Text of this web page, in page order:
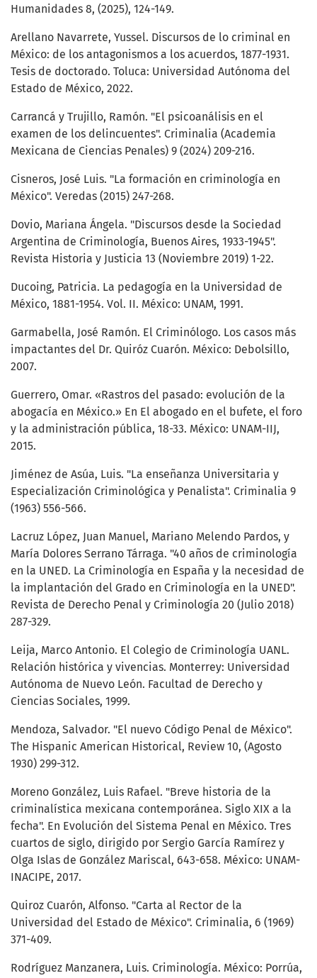
Humanidades 8, (2025), 124-149.
Arellano Navarrete, Yussel. Discursos de lo criminal en
México: de los antagonismos a los acuerdos, 1877-1931.
Tesis de doctorado. Toluca: Universidad Autónoma del
Estado de México, 2022.
Carrancá y Trujillo, Ramón. "El psicoanálisis en el
examen de los delincuentes". Criminalia (Academia
Mexicana de Ciencias Penales) 9 (2024) 209-216.
Cisneros, José Luis. "La formación en criminología en
México". Veredas (2015) 247-268.
Dovio, Mariana Ángela. "Discursos desde la Sociedad
Argentina de Criminología, Buenos Aires, 1933-1945".
Revista Historia y Justicia 13 (Noviembre 2019) 1-22.
Ducoing, Patricia. La pedagogía en la Universidad de
México, 1881-1954. Vol. II. México: UNAM, 1991.
Garmabella, José Ramón. El Criminólogo. Los casos más
impactantes del Dr. Quiróz Cuarón. México: Debolsillo,
2007.
Guerrero, Omar. «Rastros del pasado: evolución de la
abogacía en México.» En El abogado en el bufete, el foro
y la administración pública, 18-33. México: UNAM-IIJ,
2015.
Jiménez de Asúa, Luis. "La enseñanza Universitaria y
Especialización Criminológica y Penalista". Criminalia 9
(1963) 556-566.
Lacruz López, Juan Manuel, Mariano Melendo Pardos, y
María Dolores Serrano Tárraga. "40 años de criminología
en la UNED. La Criminología en España y la necesidad de
la implantación del Grado en Criminología en la UNED".
Revista de Derecho Penal y Criminología 20 (Julio 2018)
287-329.
Leija, Marco Antonio. El Colegio de Criminología UANL.
Relación histórica y vivencias. Monterrey: Universidad
Autónoma de Nuevo León. Facultad de Derecho y
Ciencias Sociales, 1999.
Mendoza, Salvador. "El nuevo Código Penal de México".
The Hispanic American Historical, Review 10, (Agosto
1930) 299-312.
Moreno González, Luis Rafael. "Breve historia de la
criminalística mexicana contemporánea. Siglo XIX a la
fecha". En Evolución del Sistema Penal en México. Tres
cuartos de siglo, dirigido por Sergio García Ramírez y
Olga Islas de González Mariscal, 643-658. México: UNAM-
INACIPE, 2017.
Quiroz Cuarón, Alfonso. "Carta al Rector de la
Universidad del Estado de México". Criminalia, 6 (1969)
371-409.
Rodríguez Manzanera, Luis. Criminología. México: Porrúa,